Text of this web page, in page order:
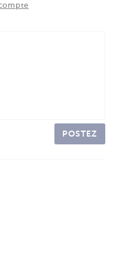
POSTEZ